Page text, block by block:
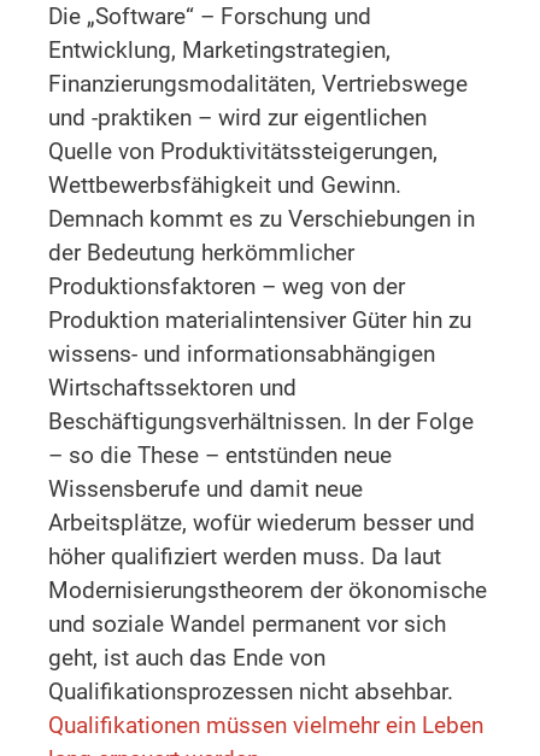
Die „Software“ – Forschung und
Entwicklung, Marketingstrategien,
Finanzierungsmodalitäten, Vertriebswege
und -praktiken – wird zur eigentlichen
Quelle von Produktivitätssteigerungen,
Wettbewerbsfähigkeit und Gewinn.
Demnach kommt es zu Verschiebungen in
der Bedeutung herkömmlicher
Produktionsfaktoren – weg von der
Produktion materialintensiver Güter hin zu
wissens- und informationsabhängigen
Wirtschaftssektoren und
Beschäftigungsverhältnissen. In der Folge
– so die These – entstünden neue
Wissensberufe und damit neue
Arbeitsplätze, wofür wiederum besser und
höher qualifiziert werden muss. Da laut
Modernisierungstheorem der ökonomische
und soziale Wandel permanent vor sich
geht, ist auch das Ende von
Qualifikationsprozessen nicht absehbar.
Qualifikationen müssen vielmehr ein Leben